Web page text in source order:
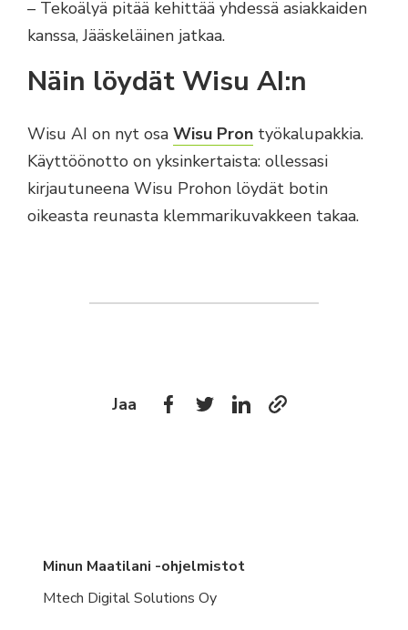
– Tekoälyä pitää kehittää yhdessä asiakkaiden
kanssa, Jääskeläinen jatkaa.
Näin löydät Wisu AI:n
Wisu AI on nyt osa Wisu Pron työkalupakkia.
Käyttöönotto on yksinkertaista: ollessasi
kirjautuneena Wisu Prohon löydät botin
oikeasta reunasta klemmarikuvakkeen takaa.
Jaa
Minun Maatilani -ohjelmistot
Mtech Digital Solutions Oy